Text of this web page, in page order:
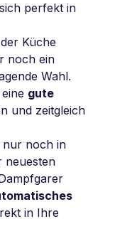
perfekt in
Küche
noch ein
Wahl.
gute
und zeitgleich
nur noch in
neuesten
in Ihre